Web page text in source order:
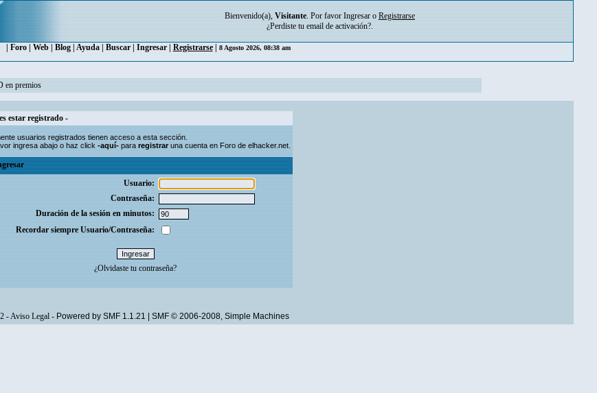
Bienvenido(a), Visitante. Por favor Ingresar o Registrarse
¿Perdiste tu email de activación?.
Foro| Web| Blog| Ayuda| Buscar| Ingresar| Registrarse| 8 Agosto 2026, 08:38 am
en premios
estar registrado -
usuariosregistradostienen acceso a esta sección.
ingresa abajo o haz click-aquí-pararegistraruna cuenta en Foro de elhacker.net.
Usuario:
Contraseña:
Duración de la sesión en minutos:
Recordar siempre Usuario/Contraseña:
¿Olvidaste tu contraseña?
-Aviso Legal- Powered by SMF 1.1.21 SMF © 2006-2008, Simple Machines